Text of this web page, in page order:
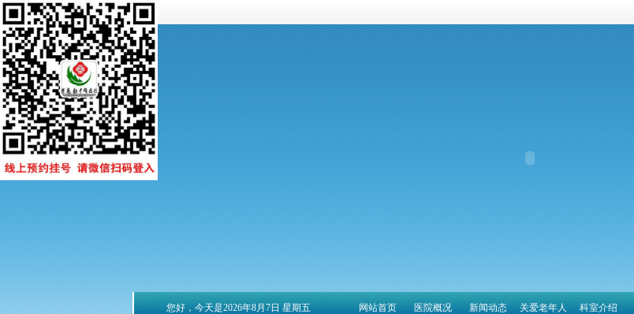
您好，今天是2026年8月7日 星期五 科室介绍
关爱老年人
新闻动态
医院概况
网站首页